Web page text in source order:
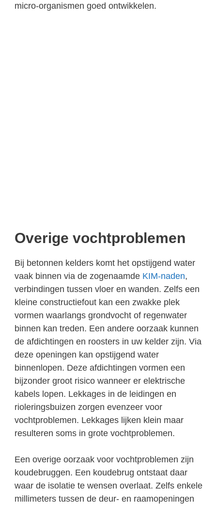
micro-organismen goed ontwikkelen.
Overige vochtproblemen
Bij betonnen kelders komt het opstijgend water
vaak binnen via de zogenaamde KIM-naden,
verbindingen tussen vloer en wanden. Zelfs een
kleine constructiefout kan een zwakke plek
vormen waarlangs grondvocht of regenwater
binnen kan treden. Een andere oorzaak kunnen
de afdichtingen en roosters in uw kelder zijn. Via
deze openingen kan opstijgend water
binnenlopen. Deze afdichtingen vormen een
bijzonder groot risico wanneer er elektrische
kabels lopen. Lekkages in de leidingen en
rioleringsbuizen zorgen evenzeer voor
vochtproblemen. Lekkages lijken klein maar
resulteren soms in grote vochtproblemen.
Een overige oorzaak voor vochtproblemen zijn
koudebruggen. Een koudebrug ontstaat daar
waar de isolatie te wensen overlaat. Zelfs enkele
millimeters tussen de deur- en raamopeningen